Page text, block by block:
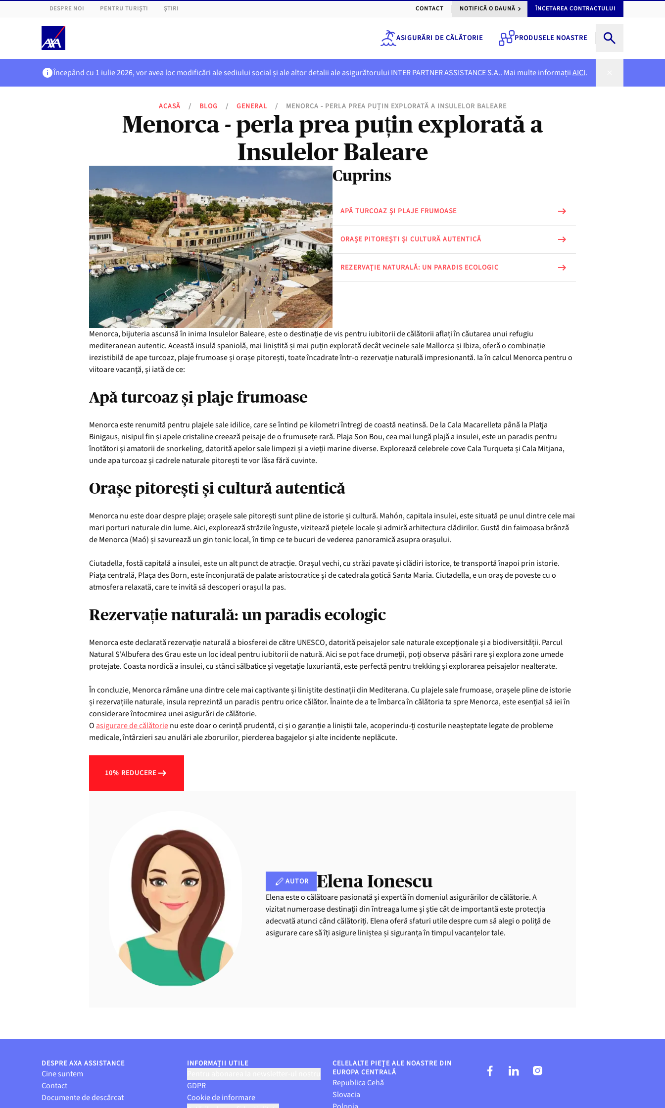
DESPRE NOI PENTRU TURIȘTI ȘTIRI CONTACT NOTIFICĂ O DAUNĂ ÎNCETAREA CONTRACTULUI
ASIGURĂRI DE CĂLĂTORIE PRODUSELE NOASTRE
Începând cu 1 iulie 2026, vor avea loc modificări ale sediului social și ale altor detalii ale asigurătorului INTER PARTNER ASSISTANCE S.A.. Mai multe informațiiAICI.
ACASĂ / BLOG / GENERAL / MENORCA - PERLA PREA PUȚIN EXPLORATĂ A INSULELOR BALEARE
Menorca - perla prea puțin explorată a
Insulelor Baleare
Cuprins
APĂ TURCOAZ ȘI PLAJE FRUMOASE
ORAȘE PITOREȘTI ȘI CULTURĂ AUTENTICĂ
REZERVAȚIE NATURALĂ: UN PARADIS ECOLOGIC
Menorca, bijuteria ascunsă în inima Insulelor Baleare, este o destinație de vis pentru iubitorii de călătorii aflați în căutarea unui refugiu
mediteranean autentic. Această insulă spaniolă, mai liniștită și mai puțin explorată decât vecinele sale Mallorca și Ibiza, oferă o combinație
irezistibilă de ape turcoaz, plaje frumoase și orașe pitorești, toate încadrate într-o rezervație naturală impresionantă. Ia în calcul Menorca pentru o
viitoare vacanță, și iată de ce:
Apă turcoaz și plaje frumoase
Menorca este renumită pentru plajele sale idilice, care se întind pe kilometri întregi de coastă neatinsă. De la Cala Macarelleta până la Platja
Binigaus, nisipul fin și apele cristaline creează peisaje de o frumusețe rară. Plaja Son Bou, cea mai lungă plajă a insulei, este un paradis pentru
înotători și amatorii de snorkeling, datorită apelor sale limpezi și a vieții marine diverse. Explorează celebrele cove Cala Turqueta și Cala Mitjana,
unde apa turcoaz și cadrele naturale pitorești te vor lăsa fără cuvinte.
Orașe pitorești și cultură autentică
Menorca nu este doar despre plaje; orașele sale pitorești sunt pline de istorie și cultură. Mahón, capitala insulei, este situată pe unul dintre cele mai
mari porturi naturale din lume. Aici, explorează străzile înguste, vizitează piețele locale și admiră arhitectura clădirilor. Gustă din faimoasa brânză
de Menorca (Maó) și savurează un gin tonic local, în timp ce te bucuri de vederea panoramică asupra orașului.
Ciutadella, fostă capitală a insulei, este un alt punct de atracție. Orașul vechi, cu străzi pavate și clădiri istorice, te transportă înapoi prin istorie.
Piața centrală, Plaça des Born, este înconjurată de palate aristocratice și de catedrala gotică Santa Maria. Ciutadella, e un oraș de poveste cu o
atmosfera relaxată, care te invită să descoperi orașul la pas.
Rezervație naturală: un paradis ecologic
Menorca este declarată rezervație naturală a biosferei de către UNESCO, datorită peisajelor sale naturale excepționale și a biodiversității. Parcul
Natural S'Albufera des Grau este un loc ideal pentru iubitorii de natură. Aici se pot face drumeții, poți observa păsări rare și explora zone umede
protejate. Coasta nordică a insulei, cu stânci sălbatice și vegetație luxuriantă, este perfectă pentru trekking și explorarea peisajelor nealterate.
În concluzie, Menorca rămâne una dintre cele mai captivante și liniștite destinații din Mediterana. Cu plajele sale frumoase, orașele pline de istorie
și rezervațiile naturale, insula reprezintă un paradis pentru orice călător. Înainte de a te îmbarca în călătoria ta spre Menorca, este esențial să iei în
considerare întocmirea unei asigurări de călătorie.
O asigurare de călătorienu este doar o cerință prudentă, ci și o garanție a liniștii tale, acoperindu-ți costurile neașteptate legate de probleme
medicale, întârzieri sau anulări ale zborurilor, pierderea bagajelor și alte incidente neplăcute.
10% REDUCERE
AUTOR Elena Ionescu
Elena este o călătoare pasionată și expertă în domeniul asigurărilor de călătorie. A
vizitat numeroase destinații din întreaga lume și știe cât de importantă este protecția
adecvată atunci când călătoriți. Elena oferă sfaturi utile despre cum să alegi o poliță de
asigurare care să îți asigure liniștea și siguranța în timpul vacanțelor tale.
DESPRE AXA ASSISTANCE
Cine suntem
Contact
Documente de descărcat
INFORMAȚII UTILE
GDPR
Cookie de informare
CELELALTE PIEȚE ALE NOASTRE DIN
EUROPA CENTRALĂ
Republica Cehă
Slovacia